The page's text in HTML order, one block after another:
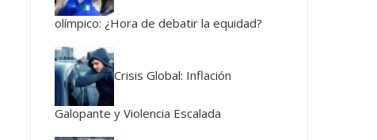
olímpico: ¿Hora de debatir la equidad?
Crisis Global: Inflación
Galopante y Violencia Escalada